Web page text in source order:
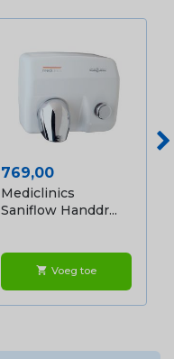
Prijs
769,00
Mediclinics
Saniflow Handdr...
shopping_cart Voeg toe